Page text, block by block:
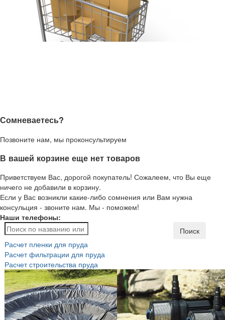
Сомневаетесь?
Позвоните нам, мы проконсультируем
В вашей корзине еще нет товаров
Приветствуем Вас, дорогой покупатель! Сожалеем, что Вы еще
ничего не добавили в корзину.
Если у Вас возникли какие-либо сомнения или Вам нужна
консульция - звоните нам. Мы - поможем!
Наши телефоны:
Поиск
Расчет пленки для пруда
Расчет фильтрации для пруда
Расчет строительства пруда